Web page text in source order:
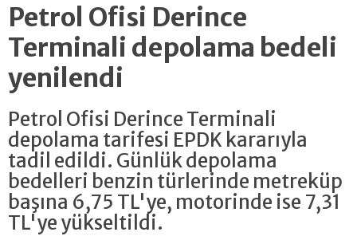
Petrol Ofisi Derince
Terminali depolama bedeli
yenilendi
Petrol Ofisi Derince Terminali
depolama tarifesi EPDK kararıyla
tadil edildi. Günlük depolama
bedelleri benzin türlerinde metreküp
başına 6,75 TL'ye, motorinde ise 7,31
TL'ye yükseltildi.